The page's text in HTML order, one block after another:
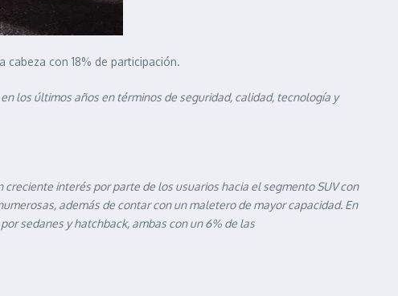
con 18% de participación.
los últimos años en términos de seguridad, calidad, tecnología y
creciente interés por parte de los usuarios hacia el segmento SUV con
además de contar con un maletero de mayor capacidad. En
sedanes y hatchback, ambas con un 6% de las